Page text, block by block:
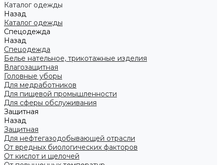
Каталог одежды
Назад
Каталог одежды
Спецодежда
Назад
Спецодежда
Белье нательное, трикотажные изделия
Влагозащитная
Головные уборы
Для медработников
Для пищевой промышленности
Для сферы обслуживания
Защитная
Назад
Защитная
Для нефтегазодобывающей отрасли
От вредных биологических факторов
От кислот и щелочей